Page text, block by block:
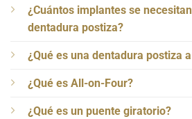
¿Cuántos implantes se
dentadura postiza?
¿Qué es una dentadura postiza
¿Qué es All-on-Four?
¿Qué es un puente giratorio?